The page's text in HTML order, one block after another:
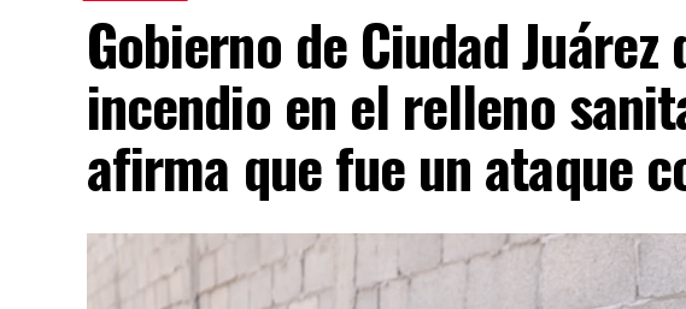
Gobierno de Ciudad Juárez
incendio en el relleno
afirma que fue un ataque